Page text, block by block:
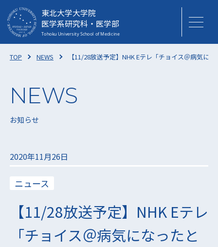
東北大学大学院
医学系研究科・医学部
TOP NEWS 【11/28放送予定】NHK Eテレ「チョイス＠病気に
お知らせ
2020年11月26日
ニュース
【11/28放送予定】NHK Eテレ
「チョイス＠病気になったと